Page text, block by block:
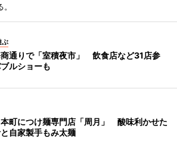
ぶ
通りで「室積夜市」 飲食店など31店参
ルショーも
町につけ麺専門店「周月」 酸味利かせた
自家製手もみ太麺